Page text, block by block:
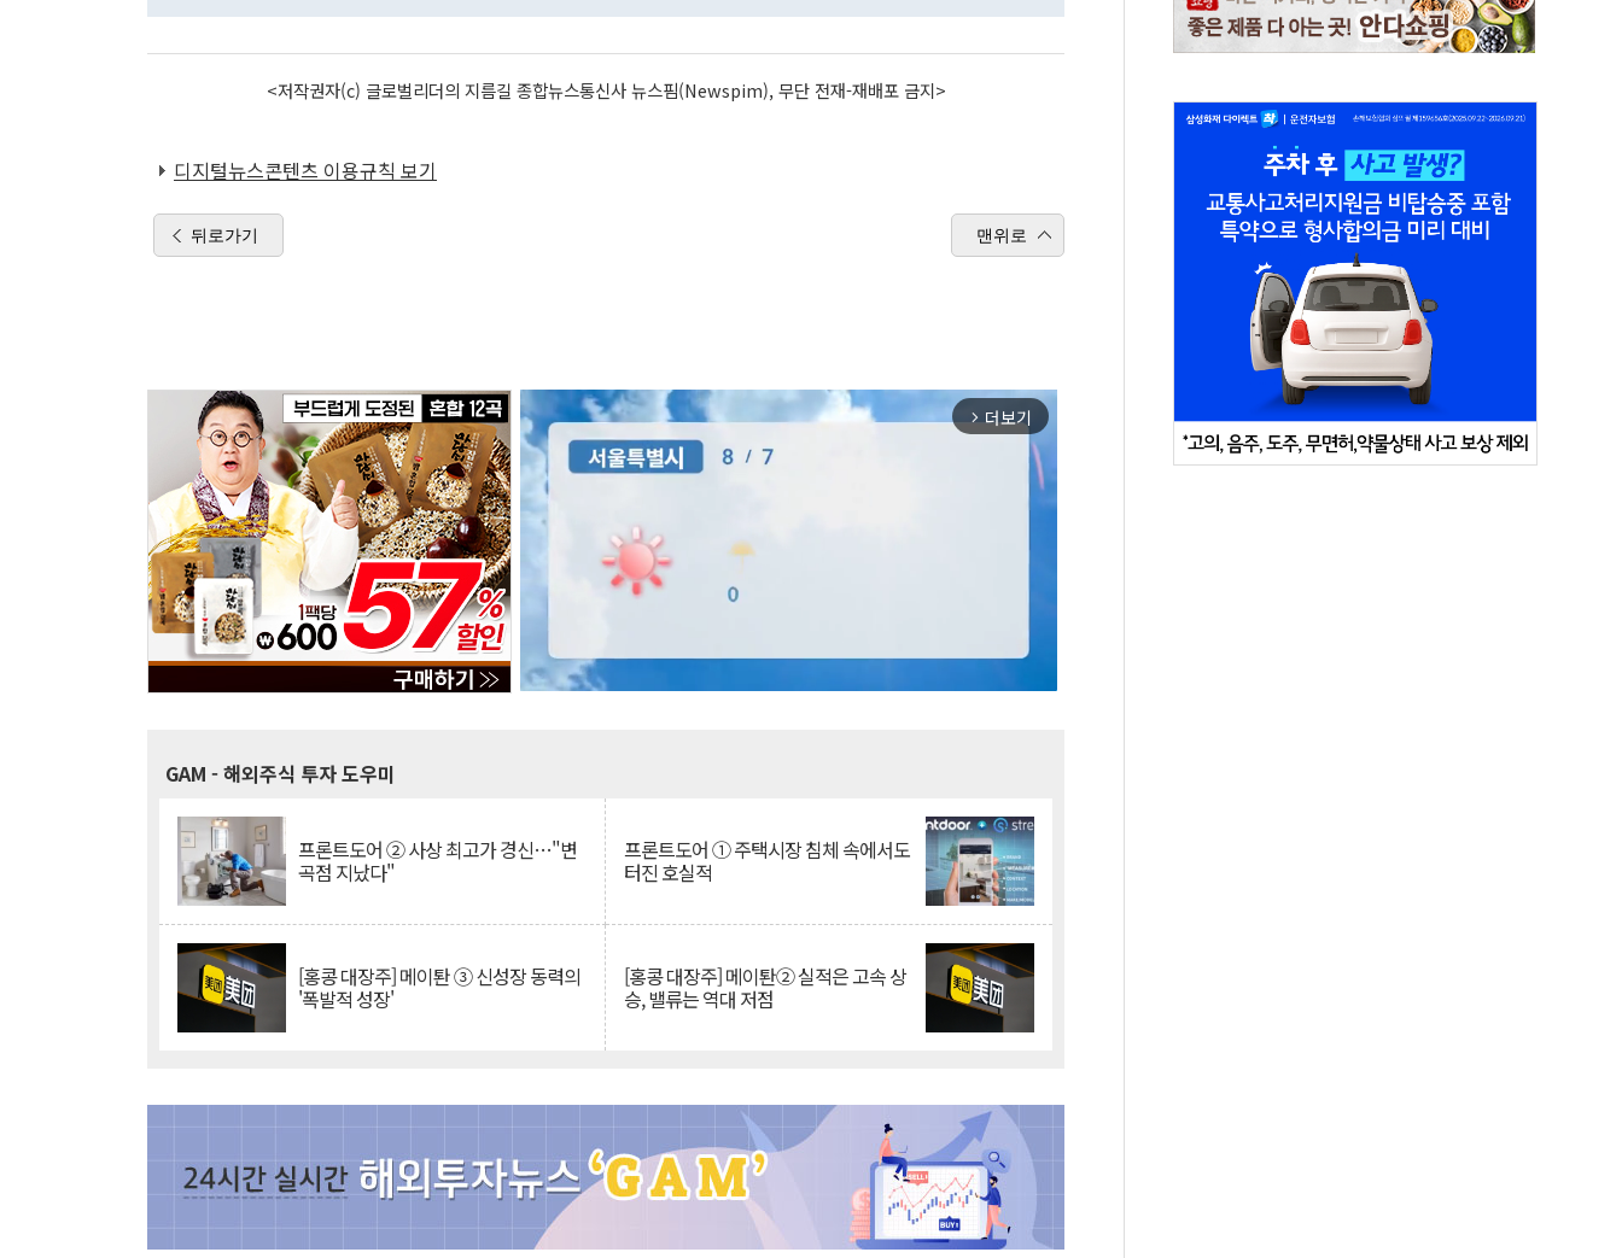
<저작권자(c) 글로벌리더의 지름길 종합뉴스통신사 뉴스핌(Newspim), 무단 전재-재배포 금지>
디지털뉴스콘텐츠 이용규칙 보기
뒤로가기 맨위로
arrow_forward_ios 더보기
GAM - 해외주식 투자 도우미
프론트도어 ② 사상 최고가 경신…"변
곡점 지났다"
프론트도어 ① 주택시장 침체 속에서도
터진 호실적
[홍콩 대장주] 메이퇀 ③ 신성장 동력의
'폭발적 성장'
[홍콩 대장주] 메이퇀② 실적은 고속 상
승, 밸류는 역대 저점